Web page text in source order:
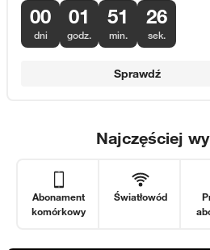
Najczęściej
Abonament
komórkowy
Światłowód
00
dni
01
godz.
51
min.
26
sek.
Sprawdź